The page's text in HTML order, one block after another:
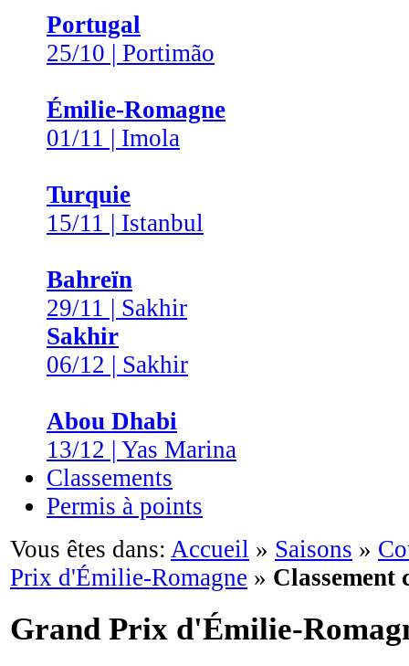
Portugal
25/10 | Portimão
Émilie-Romagne
01/11 | Imola
Turquie
15/11 | Istanbul
Bahreïn
29/11 | Sakhir
Sakhir
06/12 | Sakhir
Abou Dhabi
13/12 | Yas Marina
Classements
Permis à points
Vous êtes dans: Accueil » Saisons »
Prix d'Émilie-Romagne » Classement
Grand Prix d'Émilie-